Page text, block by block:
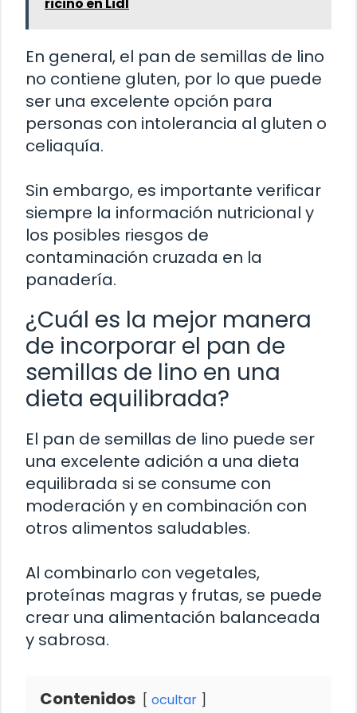
En general, el pan de semillas de lino
no contiene gluten, por lo que puede
ser una excelente opción para
personas con intolerancia al gluten o
celiaquía.
Sin embargo, es importante verificar
siempre la información nutricional y
los posibles riesgos de
contaminación cruzada en la
panadería.
¿Cuál es la mejor manera
de incorporar el pan de
semillas de lino en una
dieta equilibrada?
El pan de semillas de lino puede ser
una excelente adición a una dieta
equilibrada si se consume con
moderación y en combinación con
otros alimentos saludables.
Al combinarlo con vegetales,
proteínas magras y frutas, se puede
crear una alimentación balanceada
y sabrosa.
Contenidos ocultar